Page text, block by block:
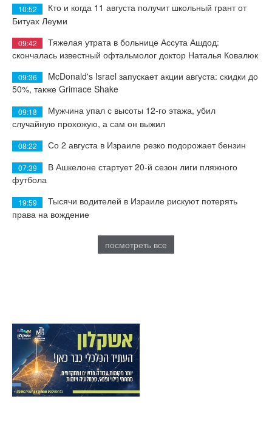
10:52
Кто и когда 11 августа получит школьный грант от
Битуах Леуми
09:42
Тяжелая утрата в больнице Ассута Ашдод:
скончалась известный офтальмолог доктор Наталья Ковалюк
09:36
McDonald's Israel запускает акции августа: скидки до
50%, также Grimace Shake
09:18
Мужчина упал с высоты 12-го этажа, убил
случайную прохожую, а сам он выжил
08:22 Со 2 августа в Израиле резко подорожает бензин
07:39
В Ашкелоне стартует 20-й сезон лиги пляжного
футбола
19:59
Тысячи водителей в Израиле рискуют потерять
права на вождение
посмотреть все